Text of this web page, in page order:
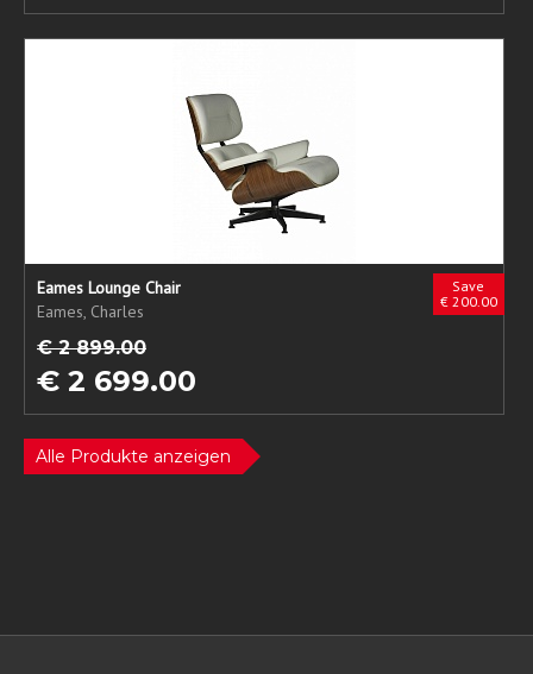
Save
€ 200.00
Eames Lounge Chair
Eames, Charles
€ 2 899.00
€ 2 699.00
Alle Produkte anzeigen